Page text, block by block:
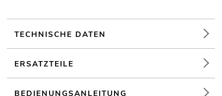
4 x Kunststofffüße
integriertes Verstärkermodul
REDUCTION
TECHNISCHE DATEN
ERSATZTEILE
BEDIENUNGSANLEITUNG